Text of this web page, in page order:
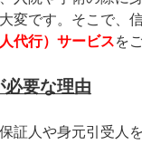
変です。そこで、
代行）サービスを
必要な理由
証人や身元引受人